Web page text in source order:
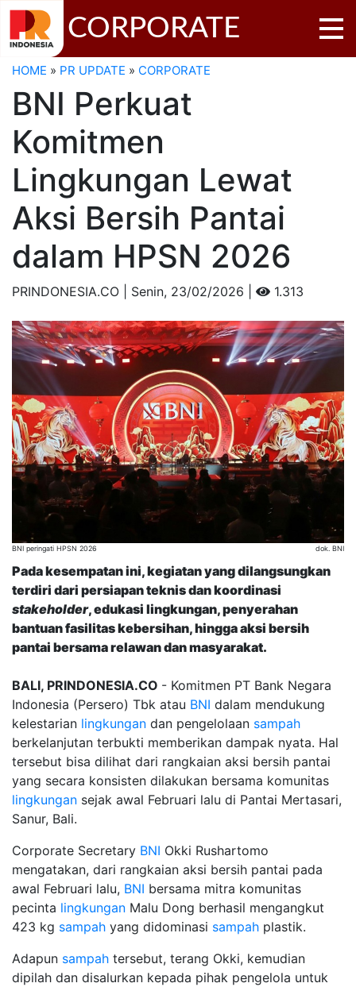
CORPORATE
HOME » PR UPDATE » CORPORATE
BNI Perkuat
Komitmen
Lingkungan Lewat
Aksi Bersih Pantai
dalam HPSN 2026
PRINDONESIA.CO | Senin, 23/02/2026 | 1.313
BNI peringati HPSN 2026 dok. BNI
Pada kesempatan ini, kegiatan yang dilangsungkan
terdiri dari persiapan teknis dan koordinasi
stakeholder, edukasi lingkungan, penyerahan
bantuan fasilitas kebersihan, hingga aksi bersih
pantai bersama relawan dan masyarakat.
BALI, PRINDONESIA.CO - Komitmen PT Bank Negara
Indonesia (Persero) Tbk atau BNI dalam mendukung
kelestarian lingkungan dan pengelolaan sampah
berkelanjutan terbukti memberikan dampak nyata. Hal
tersebut bisa dilihat dari rangkaian aksi bersih pantai
yang secara konsisten dilakukan bersama komunitas
lingkungan sejak awal Februari lalu di Pantai Mertasari,
Sanur, Bali.
Corporate Secretary BNI Okki Rushartomo
mengatakan, dari rangkaian aksi bersih pantai pada
awal Februari lalu, BNI bersama mitra komunitas
pecinta lingkungan Malu Dong berhasil mengangkut
423 kg sampah yang didominasi sampah plastik.
Adapun sampah tersebut, terang Okki, kemudian
dipilah dan disalurkan kepada pihak pengelola untuk